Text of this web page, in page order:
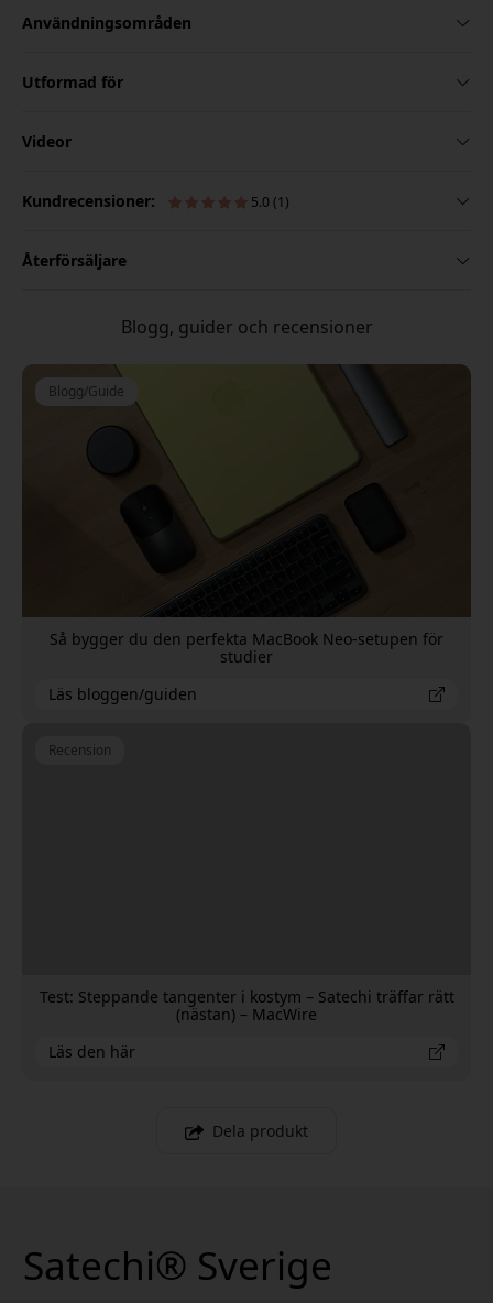
Användningsområden
Utformad för
Videor
Kundrecensioner: 5.0 (1)
Återförsäljare
Blogg, guider och recensioner
Blogg/Guide
Så bygger du den perfekta MacBook Neo-setupen för
studier
Läs bloggen/guiden
Recension
Test: Steppande tangenter i kostym – Satechi träffar rätt
(nästan) – MacWire
Läs den här
Dela produkt
Satechi® Sverige